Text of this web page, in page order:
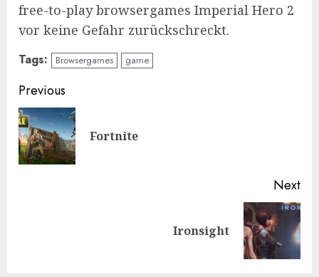
free-to-play browsergames Imperial Hero 2
vor keine Gefahr zurückschreckt.
Tags: Browsergames game
Continue
Reading
Previous
Fortnite
Next
Ironsight